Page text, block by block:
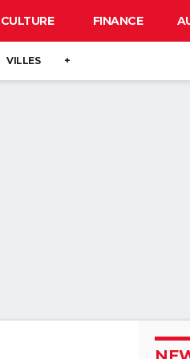
CULTURE FINANCE
VILLES +